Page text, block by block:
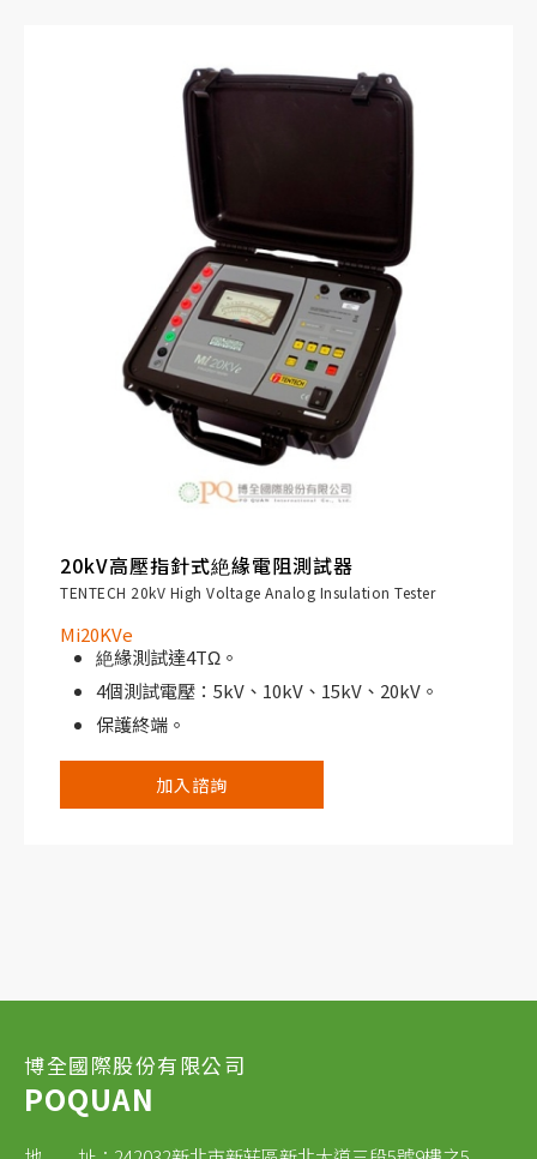
20kV高壓指針式絶緣電阻測試器
TENTECH 20kV High Voltage Analog Insulation Tester
Mi20KVe
絶緣測試達4TΩ。
4個測試電壓：5kV、10kV、15kV、20kV。
保護終端。
可充電電池。
多重刻度，提供更高的精度。
加入諮詢
博全國際股份有限公司
POQUAN